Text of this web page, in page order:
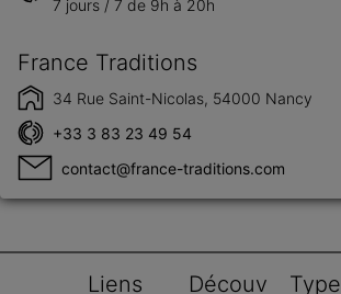
7 jours / 7 de 9h à 20h
France Traditions
34 Rue Saint-Nicolas, 54000 Nancy
+33 3 83 23 49 54
contact@france-traditions.com
Liens
Découv
Type